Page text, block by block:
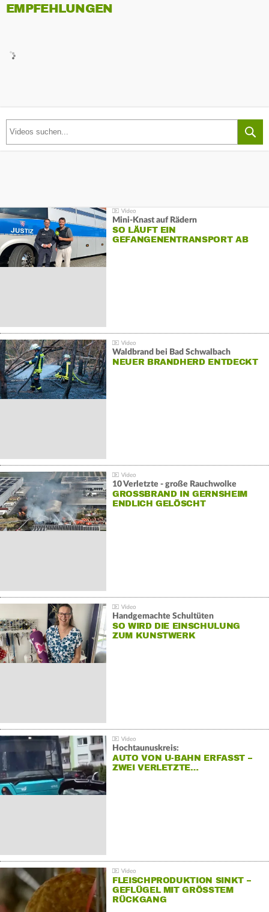
EMPFEHLUNGEN
Mini-Knast auf Rädern
SO LÄUFT EIN
GEFANGENENTRANSPORT AB
Waldbrand bei Bad Schwalbach
NEUER BRANDHERD ENTDECKT
10 Verletzte - große Rauchwolke
GROSSBRAND IN GERNSHEIM E
NDLICH GELÖSCHT
Handgemachte Schultüten
SO WIRD DIE EINSCHULUNG
ZUM KUNSTWERK
Hochtaunuskreis:
AUTO VON U-BAHN ERFASST –
ZWEI VERLETZTE…
FLEISCHPRODUKTION SINKT –
GEFLÜGEL MIT GRÖSSTEM R
ÜCKGANG